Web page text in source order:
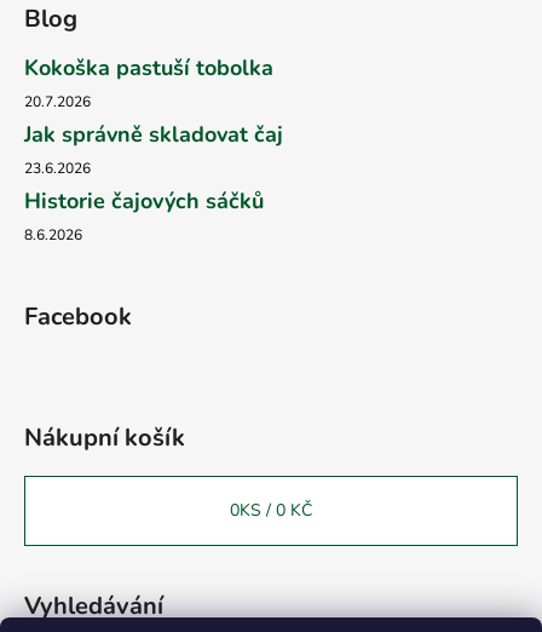
Blog
Kokoška pastuší tobolka
20.7.2026
Jak správně skladovat čaj
23.6.2026
Historie čajových sáčků
8.6.2026
Facebook
Nákupní košík
0KS / 0 KČ
Vyhledávání